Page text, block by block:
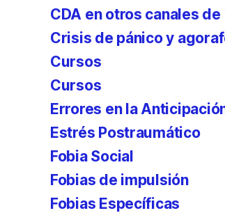
CDA en otros canales de
Crisis de pánico y
Cursos
Cursos
Errores en la
Estrés Postraumático
Fobia Social
Fobias de impulsión
Fobias Específicas